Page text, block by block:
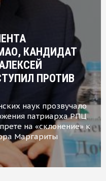
КАНДИДАТ
ПРОТИВ
наук прозвучало
патриарха РПЦ
на «склонение» к
Маргариты